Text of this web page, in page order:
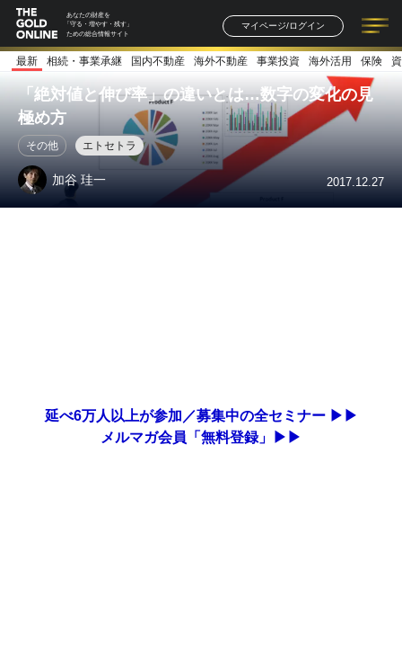
あなたの財産を
「守る・増やす・残す」
ための総合情報サイト
マイページ/ログイン
記事一覧 連載一覧
著者一覧 書籍一覧
最新 相続・事業承継 国内不動産 海外不動産 事業投資 海外活用 保険
「絶対値と伸び率」の違いとは…数字の変化の見
極め方
その他 エトセトラ
加谷 珪一 2017.12.27
延べ6万人以上が参加／募集中の全セミナー ▶▶
メルマガ会員「無料登録」▶▶